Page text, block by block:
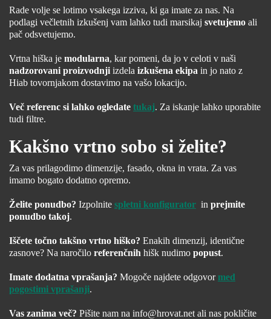
Rade volje se lotimo vsakega izziva, ki ga imate za nas. Na
podlagi večletnih izkušenj vam lahko tudi marsikaj svetujemo ali
pač odsvetujemo.
Vrtna hiška je modularna, kar pomeni, da jo v celoti v naši
nadzorovani proizvodnji izdela izkušena ekipa in jo nato z
Hiab tovornjakom dostavimo na vašo lokacijo.
Več referenc si lahko ogledate tukaj. Za iskanje lahko uporabite
tudi filtre.
Kakšno vrtno sobo si želite?
Za vas prilagodimo dimenzije, fasado, okna in vrata. Za vas
imamo bogato dodatno opremo.
Želite ponudbo? Izpolnite spletni konfigurator in prejmite
ponudbo takoj.
Iščete točno takšno vrtno hiško? Enakih dimenzij, identične
zasnove? Na naročilo referenčnih hišk nudimo popust.
Imate dodatna vprašanja? Mogoče najdete odgovor med
pogostimi vprašanji.
Vas zanima več? Pišite nam na info@hrovat.net ali nas pokličite